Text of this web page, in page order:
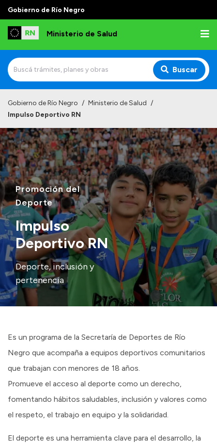
Gobierno de Río Negro
Ministerio de Salud
Buscar
Normativa y Funciones
Autoridades
Consejos locales
Transparencia
Presupuesto
Boletín Oficial
Compras y licitaciones
Consulta de expedientes
Consulta de pago a proveedores
Gobierno de Río Negro / Ministerio de Salud /
Impulso Deportivo RN
Promoción del
Deporte
Impulso
Deportivo RN
Deporte, inclusión y
pertenencia
Es un programa de la Secretaría de Deportes de Río
Negro que acompaña a equipos deportivos comunitarios
que trabajan con menores de 18 años.
Promueve el acceso al deporte como un derecho,
fomentando hábitos saludables, inclusión y valores como
el respeto, el trabajo en equipo y la solidaridad.
El deporte es una herramienta clave para el desarrollo, la